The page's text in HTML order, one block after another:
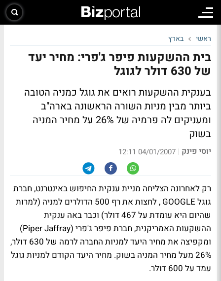
ראשי בארץ
בית ההשקעות פיפר ג'פרי: מחיר יעד
של 630 דולר לגוגל
בענקית ההשקעות רואים את גוגל כמניה הטובה
ביותר מבין מניות השורה הראשונה בארה"ב
ומעניקים לה פרמיה של 26% על מחיר המניה
בשוק
יוסי פינק |
04/01/2007 12:11
רק לאחרונה הצליחה מניית ענקית החיפוש באינטרנט, חברת
גוגל GOOGLE , לחצות את רף 500 הדולרים למניה (למרות
שהיום היא עומדת על 467 דולר) וכבר באה ענקית
ההשקעות האמריקנית, חברת פיפר ג'פרי (Piper Jaffray)
ומקפיצה את מחיר היעד למניות החברה לרמה של 630 דולר,
26% מעל מחיר המניה בשוק. מחיר היעד הקודם למניות גוגל
עמד על 600 דולר.